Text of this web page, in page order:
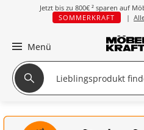
Jetzt bis zu 800€ ² sparen auf
SOMMERKRAFT
|
Menü